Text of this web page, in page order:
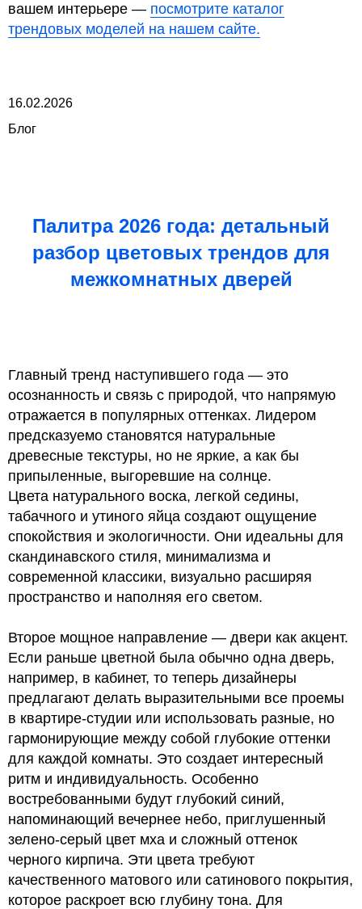
вашем интерьере — посмотрите каталог
трендовых моделей на нашем сайте.
16.02.2026
Блог
Палитра 2026 года: детальный
разбор цветовых трендов для
межкомнатных дверей
Главный тренд наступившего года — это
осознанность и связь с природой, что напрямую
отражается в популярных оттенках. Лидером
предсказуемо становятся натуральные
древесные текстуры, но не яркие, а как бы
припыленные, выгоревшие на солнце.
Цвета натурального воска, легкой седины,
табачного и утиного яйца создают ощущение
спокойствия и экологичности. Они идеальны для
скандинавского стиля, минимализма и
современной классики, визуально расширяя
пространство и наполняя его светом.
Второе мощное направление — двери как акцент.
Если раньше цветной была обычно одна дверь,
например, в кабинет, то теперь дизайнеры
предлагают делать выразительными все проемы
в квартире-студии или использовать разные, но
гармонирующие между собой глубокие оттенки
для каждой комнаты. Это создает интересный
ритм и индивидуальность. Особенно
востребованными будут глубокий синий,
напоминающий вечернее небо, приглушенный
зелено-серый цвет мха и сложный оттенок
черного кирпича. Эти цвета требуют
качественного матового или сатинового покрытия,
которое раскроет всю глубину тона. Для